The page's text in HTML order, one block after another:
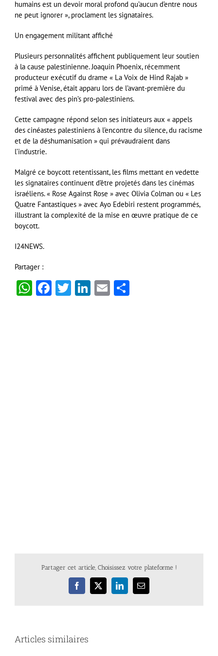
humains est un devoir moral profond qu’aucun d’entre nous
ne peut ignorer », proclament les signataires.
Un engagement militant affiché
Plusieurs personnalités affichent publiquement leur soutien
à la cause palestinienne. Joaquin Phoenix, récemment
producteur exécutif du drame « La Voix de Hind Rajab »
primé à Venise, était apparu lors de l’avant-première du
festival avec des pin’s pro-palestiniens.
Cette campagne répond selon ses initiateurs aux « appels
des cinéastes palestiniens à l’encontre du silence, du racisme
et de la déshumanisation » qui prévaudraient dans
l’industrie.
Malgré ce boycott retentissant, les films mettant en vedette
les signataires continuent d’être projetés dans les cinémas
israéliens. « Rose Against Rose » avec Olivia Colman ou « Les
Quatre Fantastiques » avec Ayo Edebiri restent programmés,
illustrant la complexité de la mise en œuvre pratique de ce
boycott.
I24NEWS.
Partager :
WhatsApp
Facebook
Twitter
LinkedIn
Email
Partager cet article, Choisissez votre plateforme !
Facebook
X LinkedInEmail
Articles similaires